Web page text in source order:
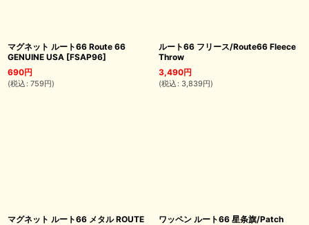
マグネット ルート66 Route 66
GENUINE USA [FSAP96]
690円
(税込 : 759円)
ルート66 フリース/Route66 Fleece
Throw
3,490円
(税込 : 3,839円)
マグネット ルート66 メタル ROUTE
ワッペン ルート66 星条旗/Patch